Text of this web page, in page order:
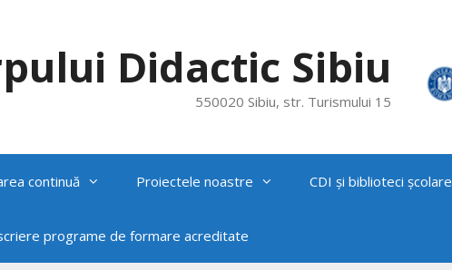
Didactic Sibiu
550020 Sibiu, str. Turismului 15
continuă Proiectele noastre CDI și biblioteci școlare
programe de formare acreditate